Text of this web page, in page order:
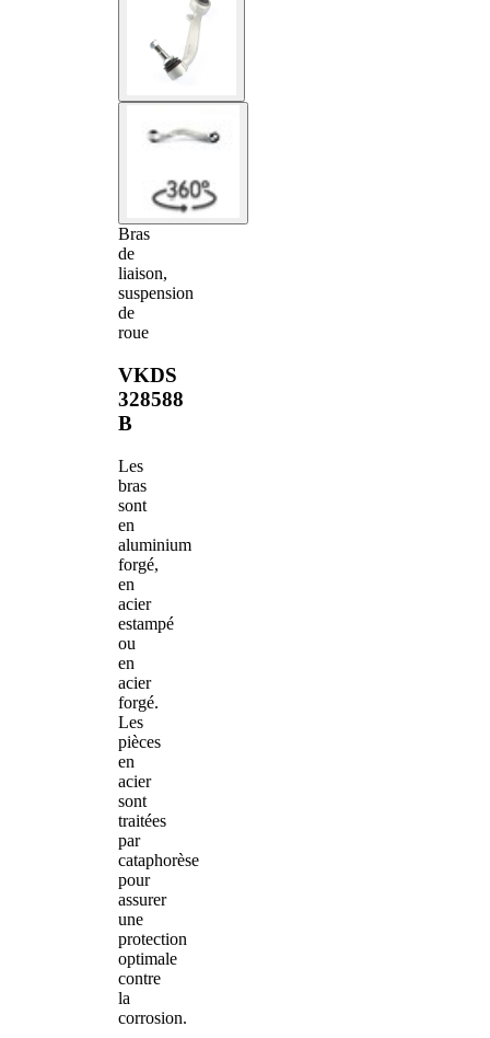
Bras
de
liaison,
suspension
de
roue
VKDS
328588
B
Les
bras
sont
en
aluminium
forgé,
en
acier
estampé
ou
en
acier
forgé.
Les
pièces
en
acier
sont
traitées
par
cataphorèse
pour
assurer
une
protection
optimale
contre
la
corrosion.